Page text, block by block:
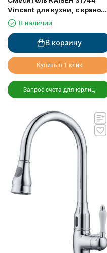
Vincent для кухни, с краном
для питьевой воды, хром
В наличии
В корзину
Купить в 1 клик
Запрос счета для юрлиц